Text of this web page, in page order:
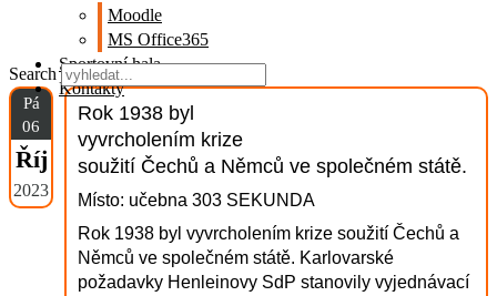
Moodle
MS Office365
Sportovní hala
Kontakty
Search
Pá
06
Říj
2023
Rok 1938 byl
vyvrcholením krize
soužití Čechů a Němců ve společném státě.
Místo: učebna 303 SEKUNDA
Rok 1938 byl vyvrcholením krize soužití Čechů a
Němců ve společném státě. Karlovarské
požadavky Henleinovy SdP stanovily vyjednávací